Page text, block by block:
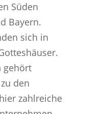
Süden
Bayern.
sich in
gehört
den
zahlreiche